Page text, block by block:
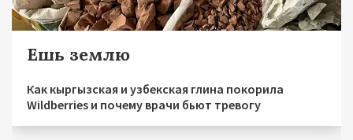
Ешь землю
Как кыргызская и узбекская глина покорила
Wildberries и почему врачи бьют тревогу